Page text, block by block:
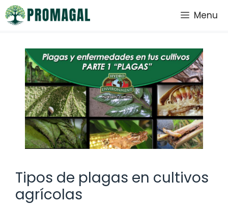
Saltar
al
Menu
Tipos de plagas en cultivos
agrícolas